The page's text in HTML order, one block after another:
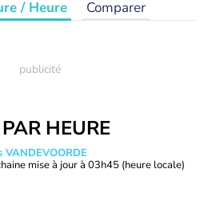
/ Heure Comparer
HEURE
VANDEVOORDE
mise à jour à 03h45 (heure locale)